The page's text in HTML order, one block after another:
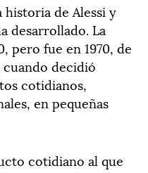
historia de Alessi y
desarrollado. La
pero fue en 1970, de
cuando decidió
cotidianos,
en pequeñas
cotidiano al que